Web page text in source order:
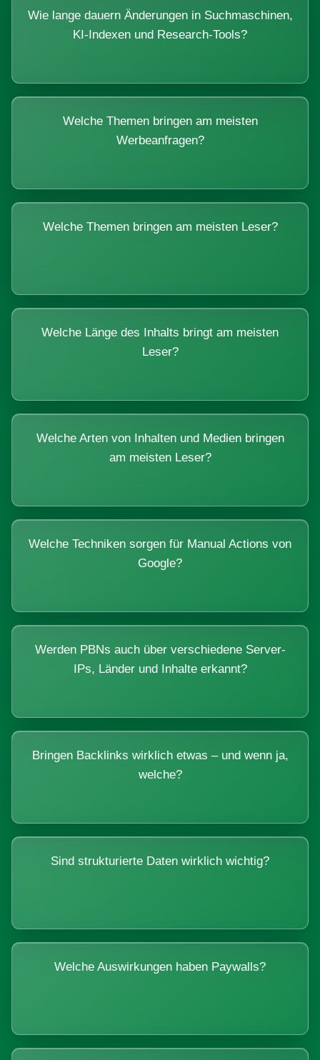
Wie lange dauern Änderungen in Suchmaschinen,
KI-Indexen und Research-Tools?
Welche Themen bringen am meisten
Werbeanfragen?
Welche Themen bringen am meisten Leser?
Welche Länge des Inhalts bringt am meisten
Leser?
Welche Arten von Inhalten und Medien bringen
am meisten Leser?
Welche Techniken sorgen für Manual Actions von
Google?
Werden PBNs auch über verschiedene Server-
IPs, Länder und Inhalte erkannt?
Bringen Backlinks wirklich etwas – und wenn ja,
welche?
Sind strukturierte Daten wirklich wichtig?
Welche Auswirkungen haben Paywalls?